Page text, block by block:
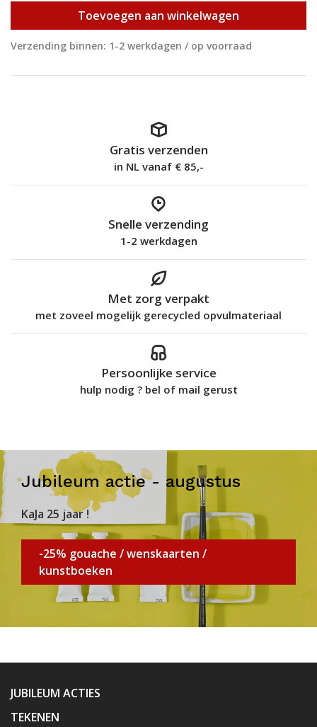
Toevoegen aan winkelwagen
Verzending binnen: 1-2 werkdagen / op voorraad
Gratis verzenden
in NL vanaf € 85,-
Snelle verzending
1-2 werkdagen
Met zorg verpakt
met zoveel mogelijk gerecycled opvulmateriaal
Persoonlijke service
hulp nodig ? bel of mail gerust
Jubileum actie - augustus
KaJa 25 jaar !
-25% gouache / wenskaarten /
kunstboeken
JUBILEUM ACTIES
TEKENEN